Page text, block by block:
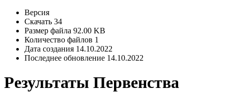
Версия
Скачать 34
Размер файла 92.00 KB
Количество файлов 1
Дата создания 14.10.2022
Последнее обновление 14.10.2022
Результаты Первенства